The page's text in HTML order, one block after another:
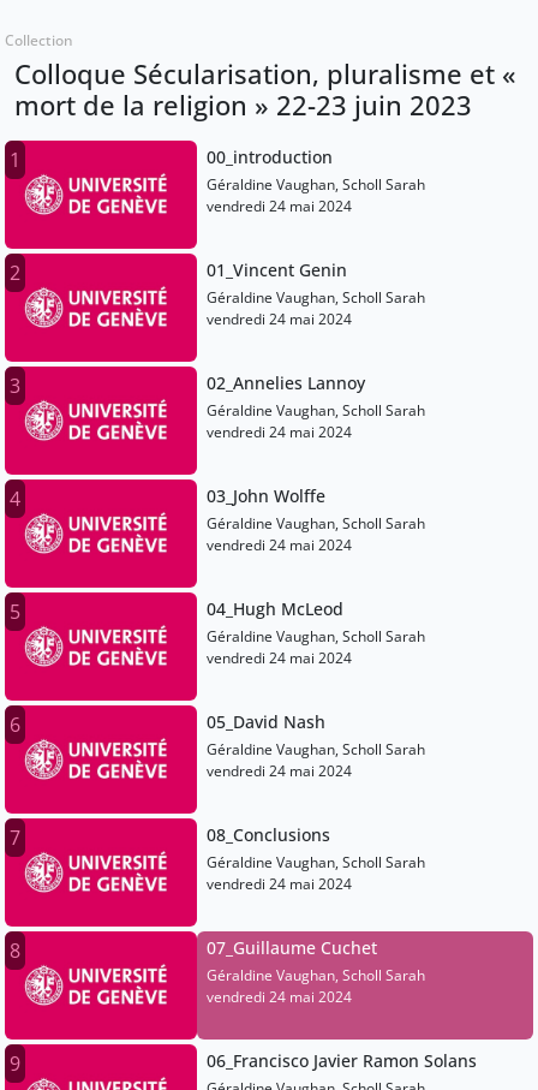
Collection
Colloque Sécularisation, pluralisme et «
mort de la religion » 22-23 juin 2023
1 00_introduction
Géraldine Vaughan, Scholl Sarah
vendredi 24 mai 2024
2 01_Vincent Genin
Géraldine Vaughan, Scholl Sarah
vendredi 24 mai 2024
3 02_Annelies Lannoy
Géraldine Vaughan, Scholl Sarah
vendredi 24 mai 2024
4 03_John Wolffe
Géraldine Vaughan, Scholl Sarah
vendredi 24 mai 2024
5 04_Hugh McLeod
Géraldine Vaughan, Scholl Sarah
vendredi 24 mai 2024
6 05_David Nash
Géraldine Vaughan, Scholl Sarah
vendredi 24 mai 2024
7 08_Conclusions
Géraldine Vaughan, Scholl Sarah
vendredi 24 mai 2024
8 07_Guillaume Cuchet
Géraldine Vaughan, Scholl Sarah
vendredi 24 mai 2024
9 06_Francisco Javier Ramon Solans